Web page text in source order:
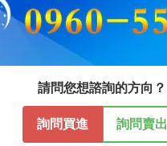
請問您想諮詢的方向？
詢問買進 詢問賣出